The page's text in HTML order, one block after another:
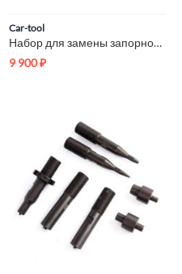
Car-tool
Набор для замены запорной крышки насоса Car-Tool CT-N1002
9 900₽